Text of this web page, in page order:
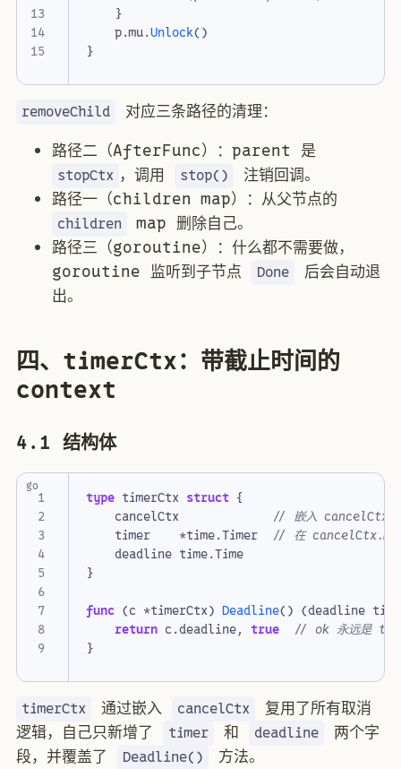
14
15
}
p.mu.Unlock()
}
removeChild
对应三条路径的清理：
路径二（AfterFunc）：parent 是
stopCtx ，调用 stop()
注销回调。
路径一（children map）：从父节点的
children
map 删除自己。
路径三（goroutine）：什么都不需要做，
goroutine 监听到子节点
Done
后会自动退
出。
四、timerCtx：带截止时间的
context
4.1 结构体
1
2
4
5
6
7
8
9
type timerCtx struct {
cancelCtx
// 嵌入 cancelCtx，
timer
*time.Timer
// 在 cancelCtx.mu
deadline time.Time
}
func (c *timerCtx) Deadline() (deadline time
return c.deadline, true
// ok 永远是
}
go
timerCtx 通过嵌入 cancelCtx
复用了所有取消
逻辑，自己只新增了
timer 和 deadline
两个字
段，并覆盖了
Deadline() 方法。